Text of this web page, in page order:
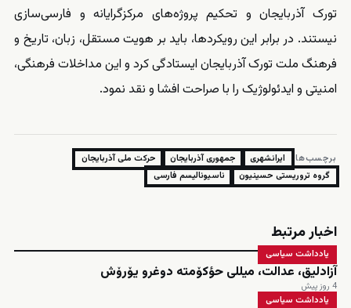
تورک آذربایجان و تحکیم پروژه‌های مرکزگرایانه و فارسی‌سازی
نیستند. در برابر این رویکردها، باید بر هویت مستقل، زبان، تاریخ و
فرهنگ ملت تورک آذربایجان ایستادگی کرد و این مداخلات فرهنگی،
امنیتی و ایدئولوژیک را با صراحت افشا و نقد نمود.
برچسب‌ها: ایرانشهری جمهوری آذربایجان
حرکت ملی آذربایجان
گروه تروریستی حسینیون
ناسیونالیسم فارسی
اخبار مرتبط
یادداشت سیاسی
آزادلیق، عدالت، میللی حؤکۆمته دوغرو یۆرۆش
4 روز پیش
یادداشت سیاسی